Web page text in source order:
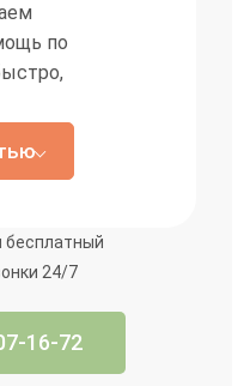
— в
могут скрываться
— гарантировать,
быть предложена
С точки зрения науки,
функционирование
по
ритма,
с лечением. В
решением
на дом.
выездом
бесплатный
24/7
16-72